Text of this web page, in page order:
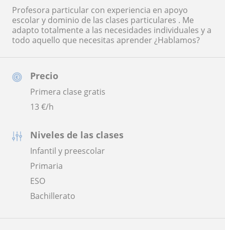
Precio
Primera clase gratis
13 €/h
Niveles de las clases
Infantil y preescolar
Primaria
ESO
Bachillerato
Profesora particular con experiencia en apoyo
escolar y dominio de las clases particulares . Me
adapto totalmente a las necesidades individuales y a
todo aquello que necesitas aprender ¿Hablamos?